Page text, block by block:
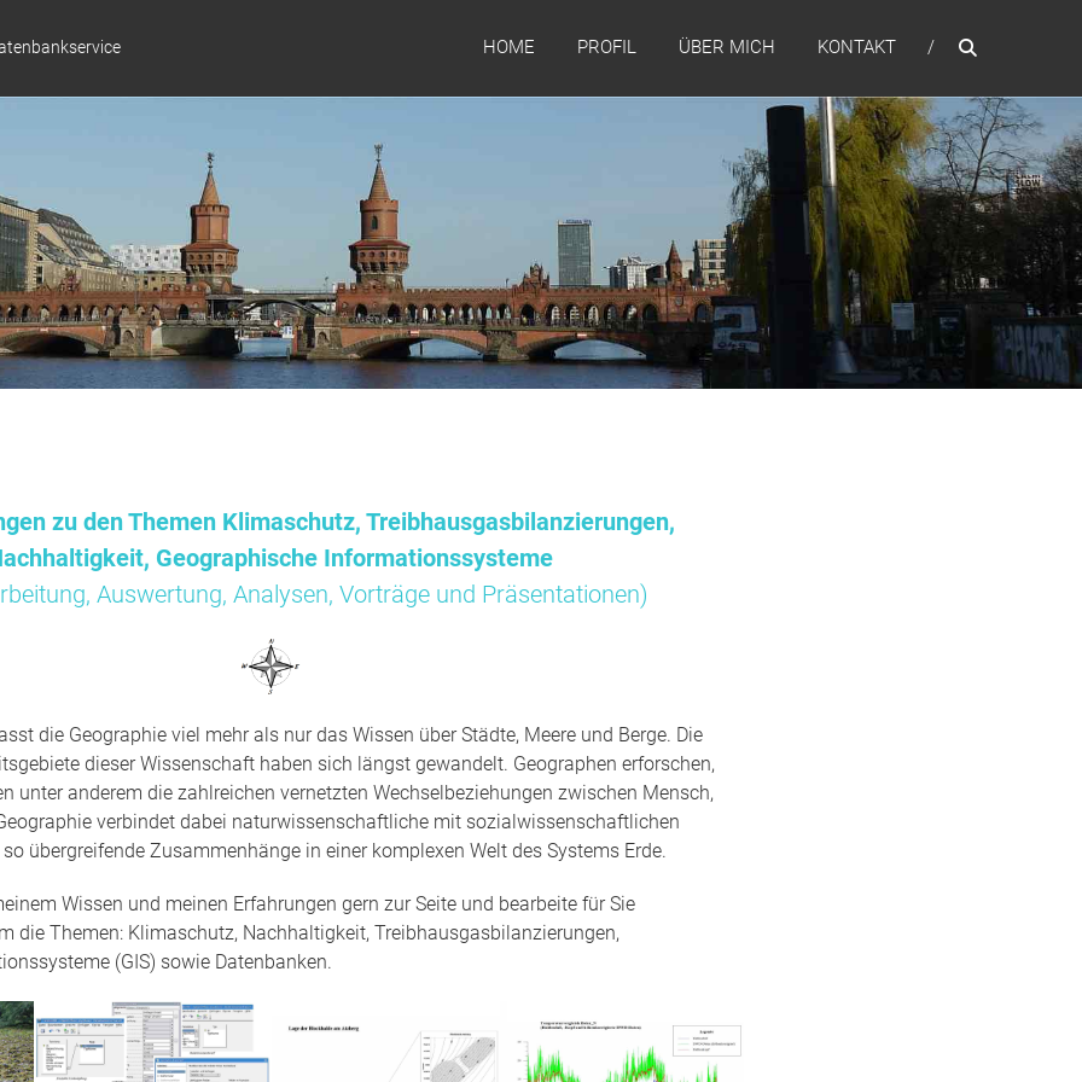
HOME PROFIL ÜBER MICH KONTAKT
zu den Themen Klimaschutz, Treibhausgasbilanzierungen,
Geographische Informationssysteme
Auswertung, Analysen, Vorträge und Präsentationen)
die Geographie viel mehr als nur das Wissen über Städte, Meere und Berge. Die
dieser Wissenschaft haben sich längst gewandelt. Geographen erforschen,
unter anderem die zahlreichen vernetzten Wechselbeziehungen zwischen Mensch,
verbindet dabei naturwissenschaftliche mit sozialwissenschaftlichen
übergreifende Zusammenhänge in einer komplexen Welt des Systems Erde.
Wissen und meinen Erfahrungen gern zur Seite und bearbeite für Sie
die Themen: Klimaschutz, Nachhaltigkeit, Treibhausgasbilanzierungen,
(GIS) sowie Datenbanken.